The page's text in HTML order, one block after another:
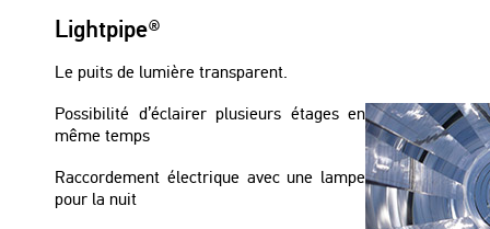
Lightpipe®
Le puits de lumière transparent.
Possibilité d’éclairer plusieurs étages en
même temps
Raccordement électrique avec une lampe
pour la nuit